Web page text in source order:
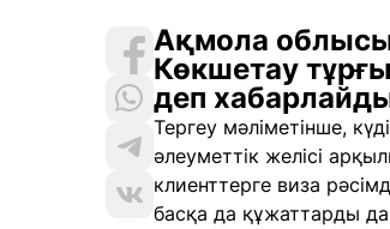
Ақмола
Көкшетау
деп
Тергеу мәліметінше,
әлеуметтік желісі
клиенттерге виза
басқа да құжаттарды